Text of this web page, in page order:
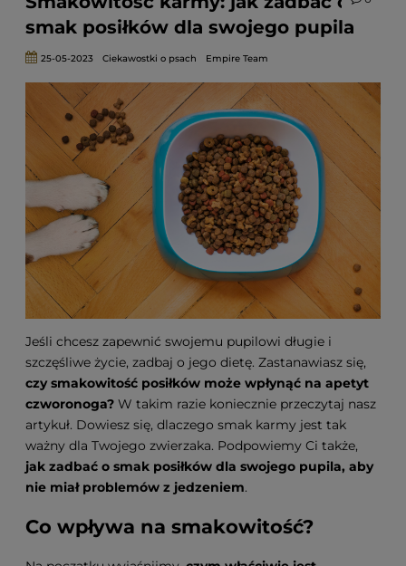
smak posiłków dla swojego pupila
25-05-2023 Ciekawostki o psach Empire Team
Jeśli chcesz zapewnić swojemu pupilowi długie i
szczęśliwe życie, zadbaj o jego dietę. Zastanawiasz się,
czy smakowitość posiłków może wpłynąć na apetyt
czworonoga? W takim razie koniecznie przeczytaj nasz
artykuł. Dowiesz się, dlaczego smak karmy jest tak
ważny dla Twojego zwierzaka. Podpowiemy Ci także,
jak zadbać o smak posiłków dla swojego pupila, aby
nie miał problemów z jedzeniem.
Co wpływa na smakowitość?